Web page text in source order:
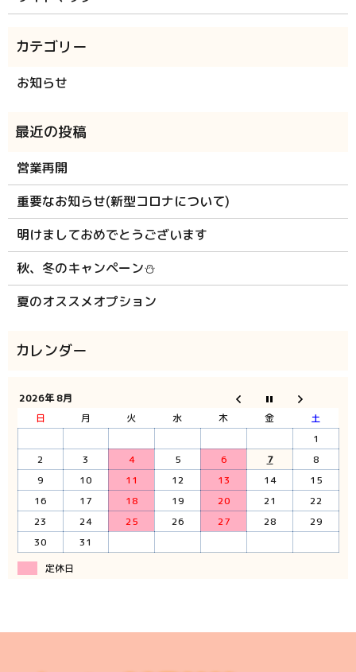
お知らせ
営業再開
重要なお知らせ(新型コロナについて)
明けましておめでとうございます
秋、冬のキャンペーン⛄
夏のオススメオプション
2026年 8月
日
月 火 水 木 金
土
1
2
3 4 5 6 7
8
9
10 11 12 13 14
15
16
17 18 19 20 21
22
23
24 25 26 27 28
29
30
31
定休日